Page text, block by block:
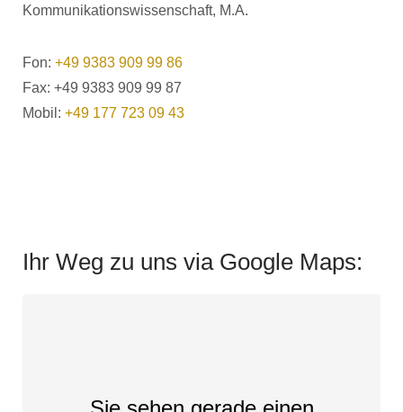
Kommunikationswissenschaft, M.A.
Fon: +49 9383 909 99 86
Fax: +49 9383 909 99 87
Mobil: +49 177 723 09 43
Ihr Weg zu uns via Google Maps: